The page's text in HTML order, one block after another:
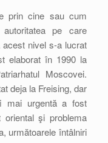
prin cine sau cum
pe care
nivel s-a lucrat
elaborat în 1990 la
Moscovei.
deja la Freising, dar
mai urgentă a fost
şi problema
următoarele întâlniri